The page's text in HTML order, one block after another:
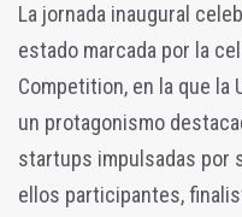
La jornada inaugural
estado marcada por la
Competition, en la que la
un protagonismo
startups impulsadas por
ellos participantes,